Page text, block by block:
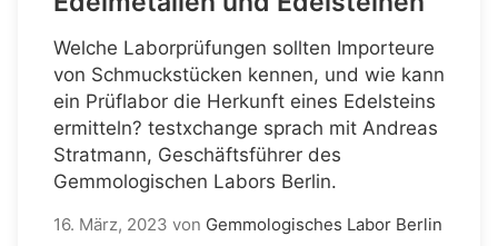
Welche Laborprüfungen sollten Importeure
von Schmuckstücken kennen, und wie kann
ein Prüflabor die Herkunft eines Edelsteins
ermitteln? testxchange sprach mit Andreas
Stratmann, Geschäftsführer des
Gemmologischen Labors Berlin.
16. März, 2023 von Gemmologisches Labor Berlin